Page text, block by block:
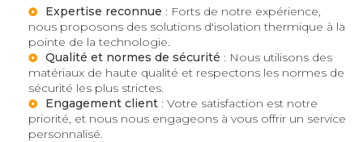
Expertise reconnue : Forts de notre expérience,
nous proposons des solutions d'isolation thermique à la
pointe de la technologie.
Qualité et normes de sécurité : Nous utilisons des
matériaux de haute qualité et respectons les normes de
sécurité les plus strictes.
Engagement client : Votre satisfaction est notre
priorité, et nous nous engageons à vous offrir un service
personnalisé.